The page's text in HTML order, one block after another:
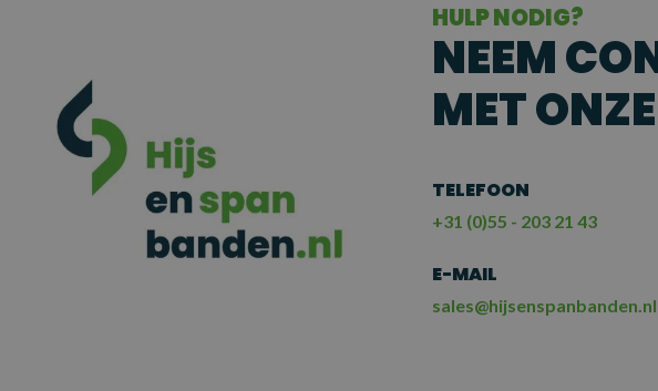
HULP NODIG?
NEEM
MET
TELEFOON
+31 (0)55 - 203 21 43
E-MAIL
sales@hijsenspanbanden.nl